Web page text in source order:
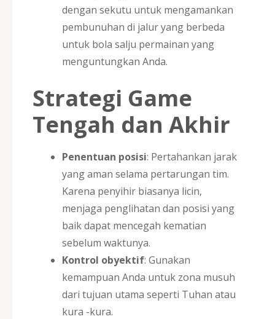
dengan sekutu untuk mengamankan
pembunuhan di jalur yang berbeda
untuk bola salju permainan yang
menguntungkan Anda.
Strategi Game
Tengah dan Akhir
Penentuan posisi: Pertahankan jarak
yang aman selama pertarungan tim.
Karena penyihir biasanya licin,
menjaga penglihatan dan posisi yang
baik dapat mencegah kematian
sebelum waktunya.
Kontrol obyektif: Gunakan
kemampuan Anda untuk zona musuh
dari tujuan utama seperti Tuhan atau
kura -kura.